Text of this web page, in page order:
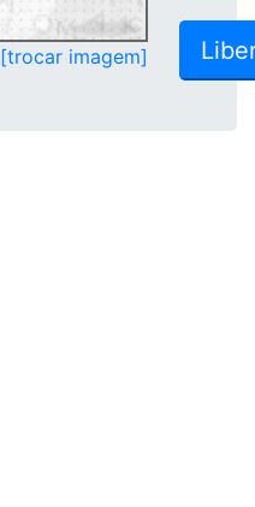
[trocar imagem]